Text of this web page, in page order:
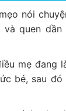
nói
quen dần
mẹ đang
bé, sau